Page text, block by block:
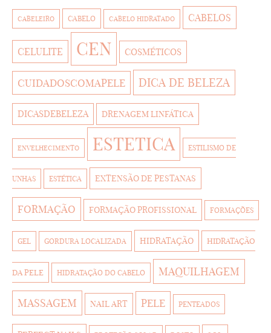
CABELEIRO CABELO CABELO HIDRATADO CABELOS
CELULITE CEN COSMÉTICOS
CUIDADOSCOMAPELE DICA DE BELEZA
DICASDEBELEZA DRENAGEM LINFÁTICA
ENVELHECIMENTO ESTETICA ESTILISMO DE
UNHAS ESTÉTICA EXTENSÃO DE PESTANAS
FORMAÇÃO FORMAÇÃO PROFISSIONAL FORMAÇÕES
GEL GORDURA LOCALIZADA HIDRATAÇÃO HIDRATAÇÃO
DA PELE HIDRATAÇÃO DO CABELO MAQUILHAGEM
MASSAGEM NAIL ART PELE PENTEADOS